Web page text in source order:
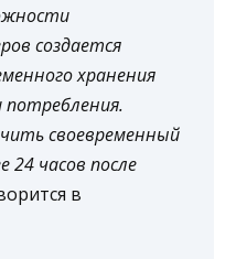
создается
хранения
своевременный
24 часов после
в